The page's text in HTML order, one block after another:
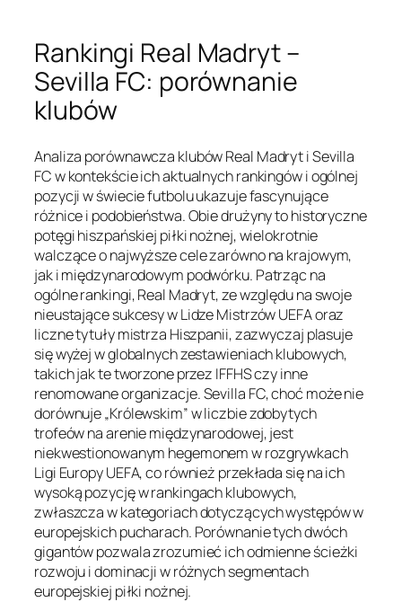
Rankingi Real Madryt –
Sevilla FC: porównanie
klubów
Analiza porównawcza klubów Real Madryt i Sevilla
FC w kontekście ich aktualnych rankingów i ogólnej
pozycji w świecie futbolu ukazuje fascynujące
różnice i podobieństwa. Obie drużyny to historyczne
potęgi hiszpańskiej piłki nożnej, wielokrotnie
walczące o najwyższe cele zarówno na krajowym,
jak i międzynarodowym podwórku. Patrząc na
ogólne rankingi, Real Madryt, ze względu na swoje
nieustające sukcesy w Lidze Mistrzów UEFA oraz
liczne tytuły mistrza Hiszpanii, zazwyczaj plasuje
się wyżej w globalnych zestawieniach klubowych,
takich jak te tworzone przez IFFHS czy inne
renomowane organizacje. Sevilla FC, choć może nie
dorównuje „Królewskim” w liczbie zdobytych
trofeów na arenie międzynarodowej, jest
niekwestionowanym hegemonem w rozgrywkach
Ligi Europy UEFA, co również przekłada się na ich
wysoką pozycję w rankingach klubowych,
zwłaszcza w kategoriach dotyczących występów w
europejskich pucharach. Porównanie tych dwóch
gigantów pozwala zrozumieć ich odmienne ścieżki
rozwoju i dominacji w różnych segmentach
europejskiej piłki nożnej.